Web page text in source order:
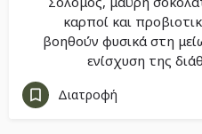
καρποί και
βοηθούν φυσικά στη
ενίσχυση της
Διατροφή